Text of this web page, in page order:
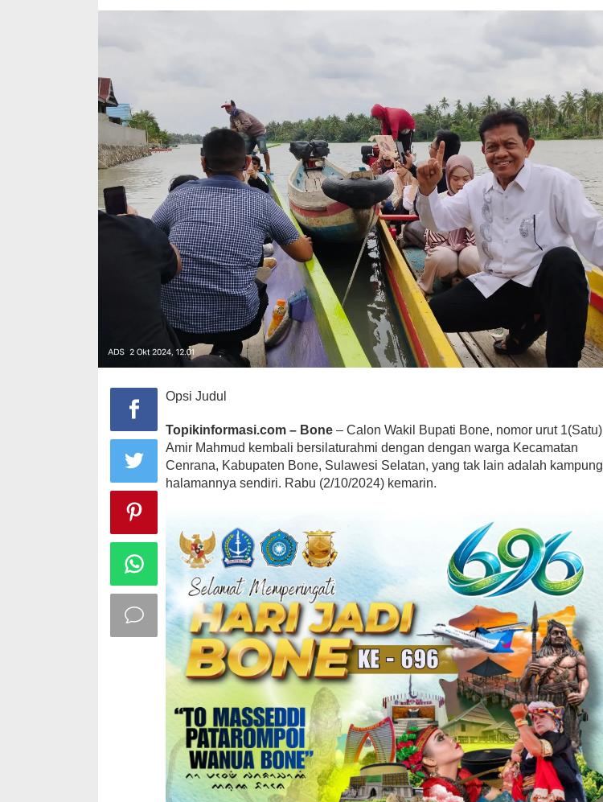
Opsi Judul
Topikinformasi.com – Bone – Calon Wakil Bupati Bone, nomor urut 1(Satu)
Amir Mahmud kembali bersilaturahmi dengan dengan warga Kecamatan
Cenrana, Kabupaten Bone, Sulawesi Selatan, yang tak lain adalah kampung
halamannya sendiri. Rabu (2/10/2024) kemarin.